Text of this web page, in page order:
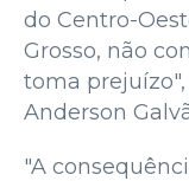
do Centro-
Grosso, não
toma
Anderson
"A